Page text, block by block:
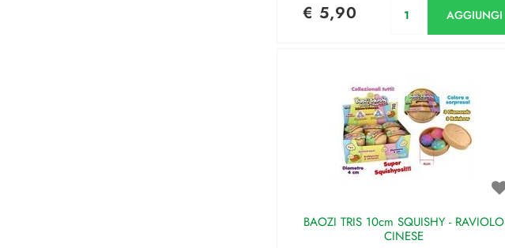
€ 5,90 AGGIUNGI
BAOZI TRIS 10cm SQUISHY - RAVIOLO
CINESE